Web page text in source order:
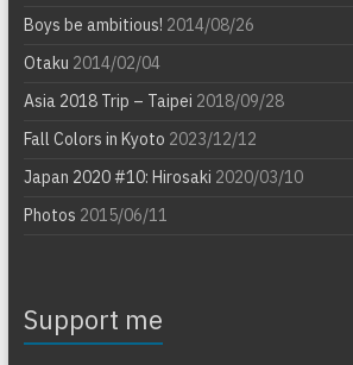
Boys be ambitious! 2014/08/26
Otaku 2014/02/04
Asia 2018 Trip – Taipei 2018/09/28
Fall Colors in Kyoto 2023/12/12
Japan 2020 #10: Hirosaki 2020/03/10
Photos 2015/06/11
Support me